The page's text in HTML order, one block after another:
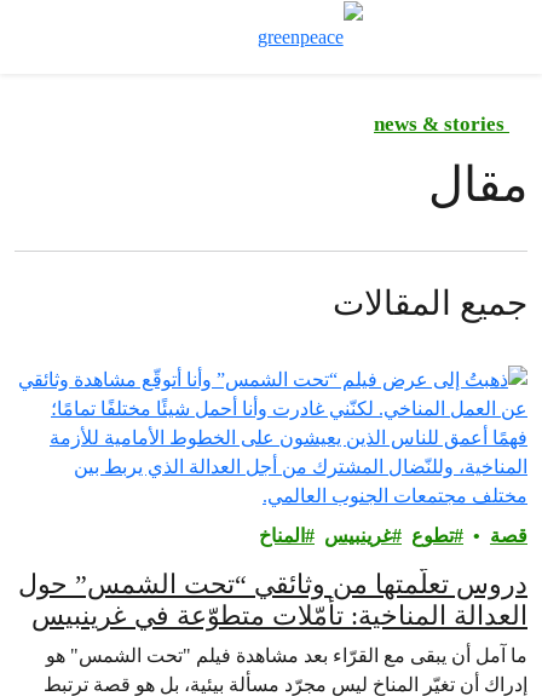
مقال
جميع المقالات
قصة تطوع غرينبيس‎ المناخ
دروس تعلّمتها من وثائقي “تحت الشمس” حول
العدالة المناخية: تأمّلات متطوّعة في غرينبيس
ما آمل أن يبقى مع القرّاء بعد مشاهدة فيلم "تحت الشمس" هو
إدراك أن تغيّر المناخ ليس مجرّد مسألة بيئية، بل هو قصة ترتبط